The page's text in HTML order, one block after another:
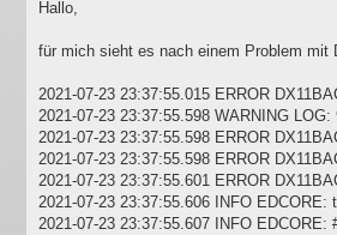
i
a
Hallo,
für mich sieht es nach einem Problem mit
2021-07-23 23:37:55.015 ERROR
2021-07-23 23:37:55.598 WARNING
2021-07-23 23:37:55.598 ERROR
2021-07-23 23:37:55.598 ERROR
2021-07-23 23:37:55.601 ERROR
2021-07-23 23:37:55.606 INFO
2021-07-23 23:37:55.607 INFO EDCORE: